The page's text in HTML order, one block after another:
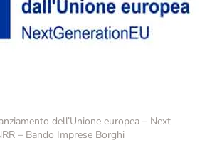
dell’Unione europea – Next
– Bando Imprese Borghi